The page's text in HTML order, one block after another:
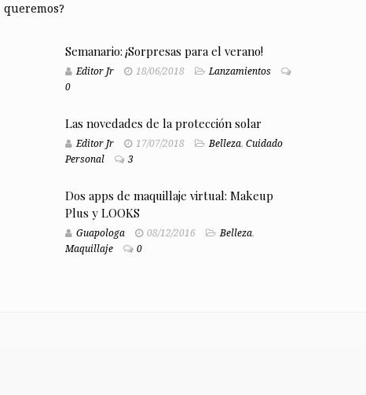
queremos?
Semanario: ¡Sorpresas para el verano!
Editor Jr 18/06/2018
Lanzamientos
0
Las novedades de la protección solar
Editor Jr 17/07/2018 Belleza, Cuidado
Personal
3
Dos apps de maquillaje virtual: Makeup
Plus y LOOKS
Guapologa 08/12/2016 Belleza,
Maquillaje
0